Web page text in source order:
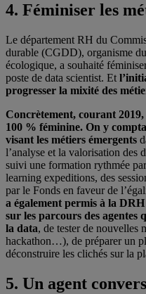
4. Féminiser les
Le département RH du
durable (CGDD), organisme
écologique, a souhaité
poste de data scientist. Et
progresser la mixité des
Concrètement, courant
100 % féminine. On y
visant les métiers émergents
l’analyse et la valorisation des
suivi une formation rythmée
learning expeditions, des
par le Fonds en faveur de
a également permis à la
sur les parcours des agentes
la data, de tester de nouvelles
hackathon…), de préparer un
déconstruire les clichés sur la
5. Un agent